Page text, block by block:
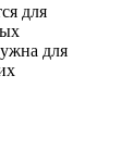
для
для